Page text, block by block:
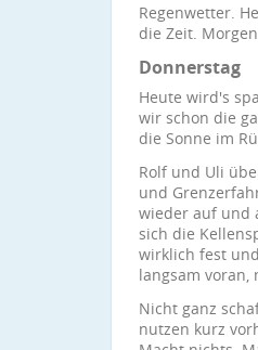
Regenwetter.
die Zeit.
Donnerstag
Heute wird's
wir schon die
die Sonne im
Rolf und Uli
und
wieder auf und
sich die
wirklich fest
langsam voran,
Nicht ganz
nutzen kurz